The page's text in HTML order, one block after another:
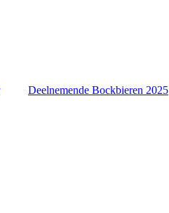
Deelnemende Bockbieren 2025